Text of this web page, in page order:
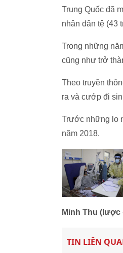
Trung Quốc đã
nhân dân tệ (43
Trong những
cũng như trở
Theo truyền
ra và cướp đi
Trước những lo
năm 2018.
Minh Thu (lược
TIN LIÊN